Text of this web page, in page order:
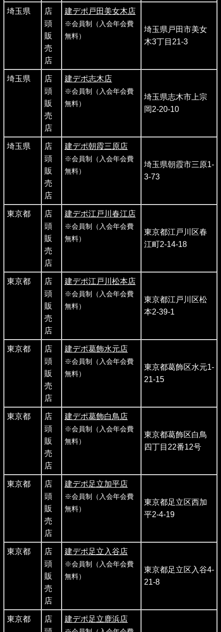
埼玉県
店
頭
販
売
店
建デポ戸田美女木店
※会員制（入会年会費
無料）
埼玉県戸田市美女
木3丁目21-3
埼玉県
店
頭
販
売
店
建デポ志木店
※会員制（入会年会費
無料）
埼玉県志木市上宗
岡2-20-10
埼玉県
店
頭
販
売
店
建デポ朝霞三原店
※会員制（入会年会費
無料）
埼玉県朝霞市三原1-
3-73
東京都
店
頭
販
売
店
建デポ江戸川春江店
※会員制（入会年会費
無料）
東京都江戸川区春
江町2-14-18
東京都
店
頭
販
売
店
建デポ江戸川松本店
※会員制（入会年会費
無料）
東京都江戸川区松
本2-39-1
東京都
店
頭
販
売
店
建デポ葛飾水元店
※会員制（入会年会費
無料）
東京都葛飾区水元1-
21-15
東京都
店
頭
販
売
店
建デポ葛飾白鳥店
※会員制（入会年会費
無料）
東京都葛飾区白鳥
四丁目22番12号
東京都
店
頭
販
売
店
建デポ足立加平店
※会員制（入会年会費
無料）
東京都足立区西加
平2-4-19
東京都
店
頭
販
売
店
建デポ足立入谷店
※会員制（入会年会費
無料）
東京都足立区入谷4-
21-8
東京都
店
建デポ足立鹿浜店